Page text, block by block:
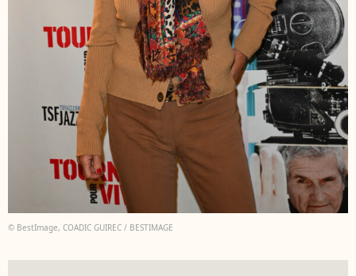
© BestImage, COADIC GUIREC / BESTIMAGE